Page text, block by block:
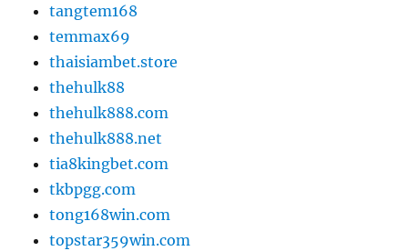
tangtem168
temmax69
thaisiambet.store
thehulk88
thehulk888.com
thehulk888.net
tia8kingbet.com
tkbpgg.com
tong168win.com
topstar359win.com